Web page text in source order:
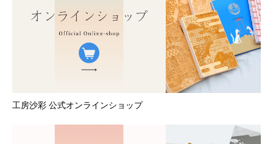
工房沙彩 公式オンラインショップ